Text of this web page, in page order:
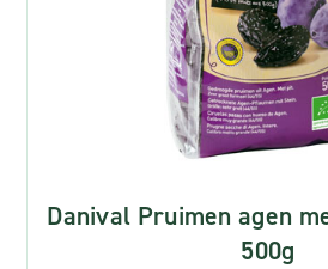
Danival Pruimen agen
500g